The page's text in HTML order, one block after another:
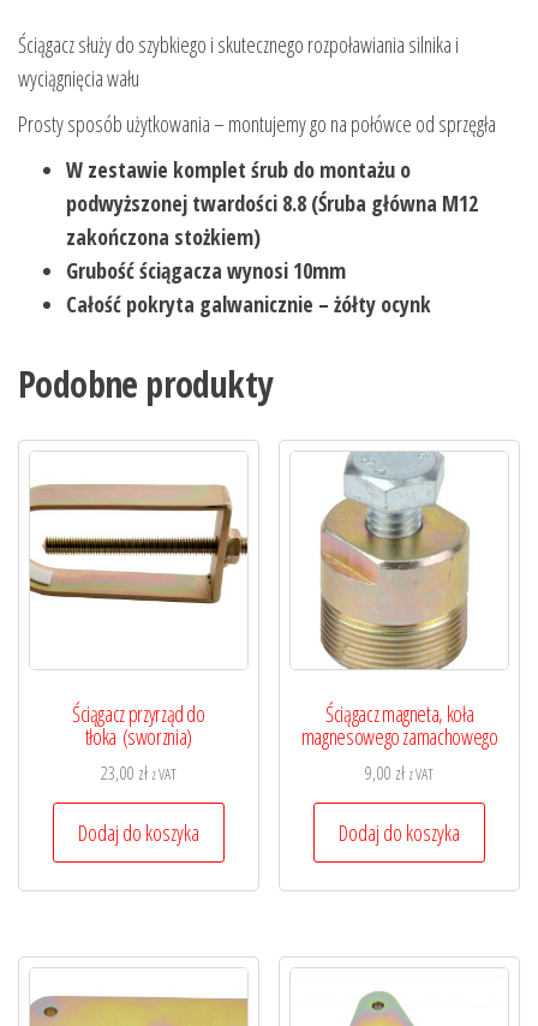
Ściągacz służy do szybkiego i skutecznego rozpoławiania silnika i
wyciągnięcia wału
Prosty sposób użytkowania – montujemy go na połówce od sprzęgła
W zestawie komplet śrub do montażu o
podwyższonej twardości 8.8 (Śruba główna M12
zakończona stożkiem)
Grubość ściągacza wynosi 10mm
Całość pokryta galwanicznie – żółty ocynk
Podobne produkty
Ściągacz przyrząd do
tłoka (sworznia)
23,00 zł z VAT
Dodaj do koszyka
Ściągacz magneta, koła
magnesowego zamachowego
9,00 zł z VAT
Dodaj do koszyka